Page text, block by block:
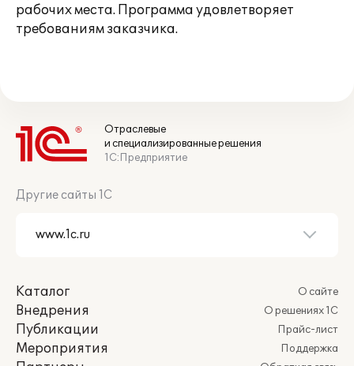
рабочих места. Программа удовлетворяет
требованиям заказчика.
Отраслевые
и специализированные решения
1С:Предприятие
Другие сайты 1С
Каталог
Внедрения
Публикации
Мероприятия
О сайте
О решениях 1С
Прайс-лист
Поддержка